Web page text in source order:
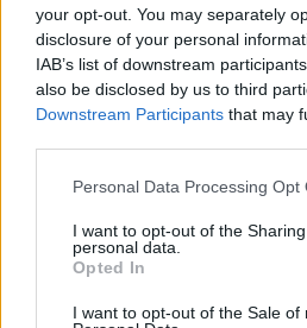
your opt-out. You may separately
disclosure of your personal
IAB’s list of downstream
also be disclosed by us to third
Downstream Participants that may
Please note that this website/app
not limited to your visit or usage
grant or deny consent to Google
use your data for below specified
consent section.
Personal Data Processing Opt
I want to opt-out of the
personal data.
Opted In
I want to opt-out of the Sale of
A munkásosztály és
szocializmus
RRRecorder•2022. szeptember 24.